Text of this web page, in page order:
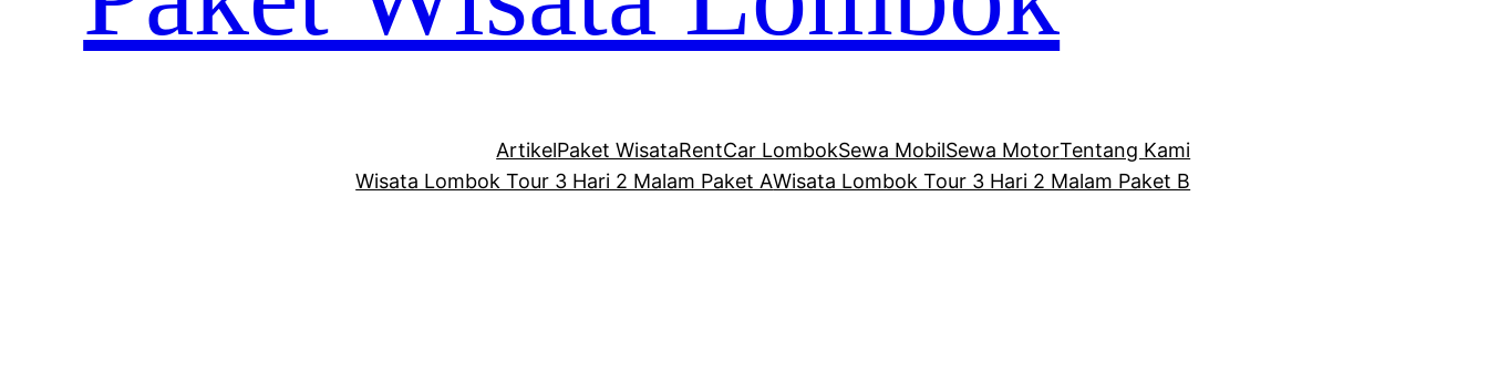
ArtikelPaket WisataRentCar LombokSewa MobilSewa MotorTentang Kami
Wisata Lombok Tour 3 Hari 2 Malam Paket AWisata Lombok Tour 3 Hari 2 Malam Paket B